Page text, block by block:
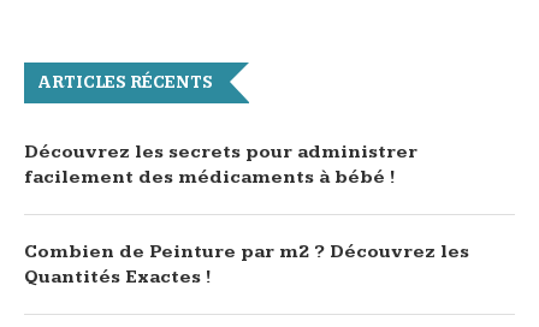
ARTICLES RÉCENTS
Découvrez les secrets pour administrer
facilement des médicaments à bébé !
Combien de Peinture par m2 ? Découvrez les
Quantités Exactes !